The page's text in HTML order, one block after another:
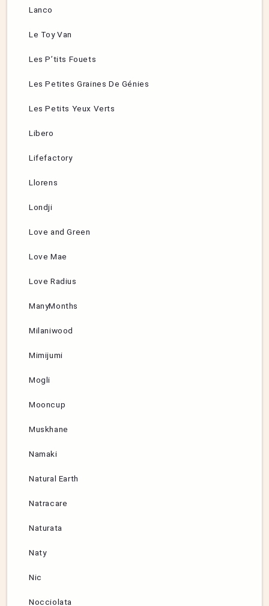
Lanco
Le Toy Van
Les P’tits Fouets
Les Petites Graines De Génies
Les Petits Yeux Verts
Libero
Lifefactory
Llorens
Londji
Love and Green
Love Mae
Love Radius
ManyMonths
Milaniwood
Mimijumi
Mogli
Mooncup
Muskhane
Namaki
Natural Earth
Natracare
Naturata
Naty
Nic
Nocciolata